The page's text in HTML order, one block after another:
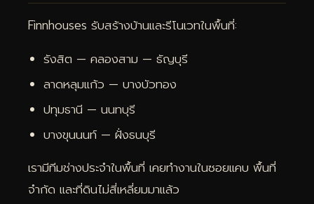
Finnhouses รับสร้างบ้านและรีโนเวทในพื้นที่:
รังสิต — คลองสาม — ธัญบุรี
ลาดหลุมแก้ว — บางบัวทอง
ปทุมธานี — นนทบุรี
บางขุนนนท์ — ฝั่งธนบุรี
เรามีทีมช่างประจำในพื้นที่ เคยทำงานในซอยแคบ พื้นที่
จำกัด และที่ดินไม่สี่เหลี่ยมมาแล้ว